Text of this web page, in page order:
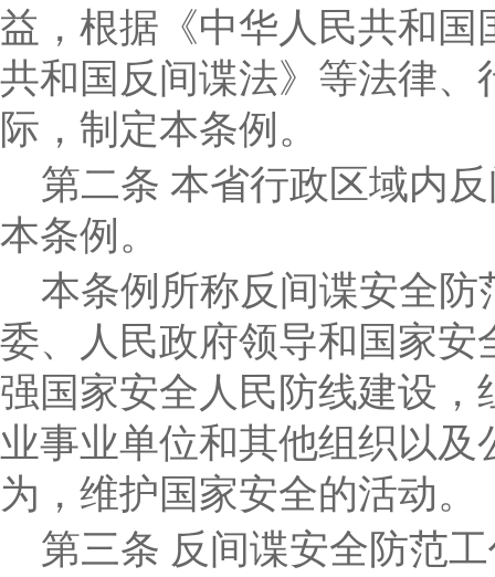
益，根据《中华人民共和
共和国反间谍法》等法律、
际，制定本条例。
第二条 本省行政区域内
本条例。
本条例所称反间谍安全
委、人民政府领导和国家
强国家安全人民防线建设
业事业单位和其他组织以
为，维护国家安全的活动。
第三条 反间谍安全防范